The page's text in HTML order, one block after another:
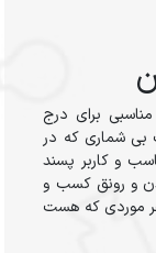
برای درج
بی شماری که در
و کاربر پسند
و رونق کسب و
موردی که هست